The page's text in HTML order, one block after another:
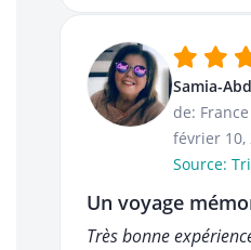
Samia-
de: France
février 10,
Source:
Un voyage
Très bonne